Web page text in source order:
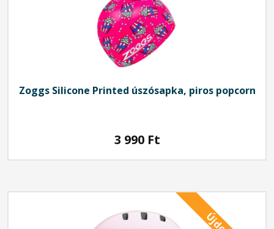
ZoggsSilicone Printed úszósapka, piros popcorn
3 990 Ft